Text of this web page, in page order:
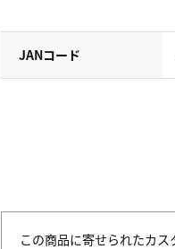
JANコード
この商品に寄せられたカス